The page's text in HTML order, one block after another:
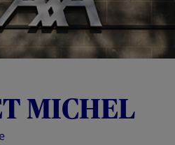
pied
de
page
MICHEL